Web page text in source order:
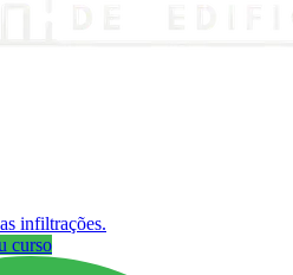
infiltrações.
curso